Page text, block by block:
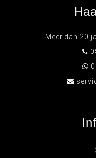
Meer dan 20